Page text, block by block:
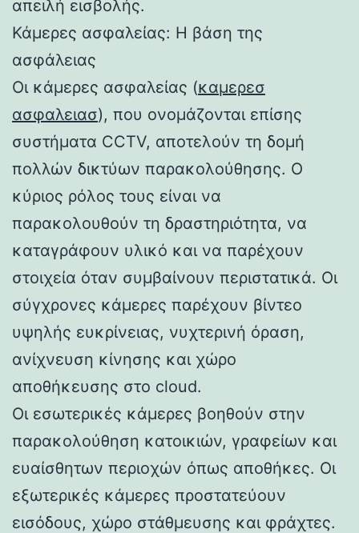
απειλή εισβολής.
Κάμερες ασφαλείας: Η βάση της
ασφάλειας
Οι κάμερες ασφαλείας (καμερεσ
ασφαλειασ), που ονομάζονται επίσης
συστήματα CCTV, αποτελούν τη δομή
πολλών δικτύων παρακολούθησης. Ο
κύριος ρόλος τους είναι να
παρακολουθούν τη δραστηριότητα, να
καταγράφουν υλικό και να παρέχουν
στοιχεία όταν συμβαίνουν περιστατικά. Οι
σύγχρονες κάμερες παρέχουν βίντεο
υψηλής ευκρίνειας, νυχτερινή όραση,
ανίχνευση κίνησης και χώρο
αποθήκευσης στο cloud.
Οι εσωτερικές κάμερες βοηθούν στην
παρακολούθηση κατοικιών, γραφείων και
ευαίσθητων περιοχών όπως αποθήκες. Οι
εξωτερικές κάμερες προστατεύουν
εισόδους, χώρο στάθμευσης και φράχτες.